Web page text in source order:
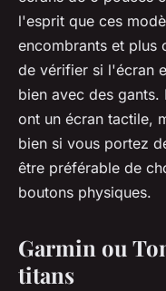
l'esprit que ces
encombrants et plus
de vérifier si l'écran
bien avec des gants.
ont un écran tactile,
bien si vous portez
être préférable de
boutons physiques.
Garmin ou
titans